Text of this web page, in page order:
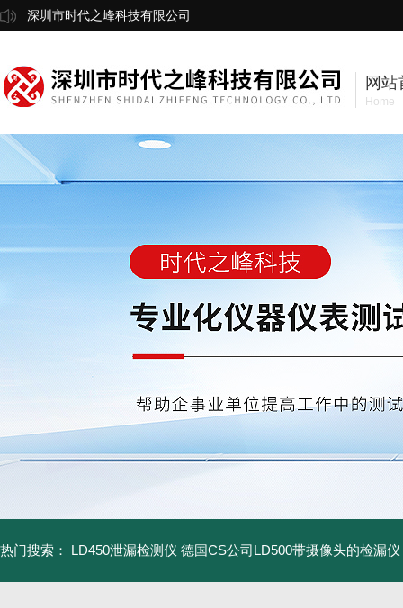
深圳市时代之峰科技有限公司
网站
Home
热门搜索： LD450泄漏检测仪 德国CS公司LD500带摄像头的检漏仪